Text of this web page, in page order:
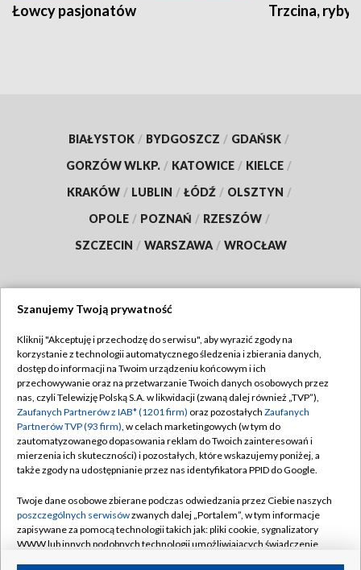
Łowcy pasjonatów Trzcina, ryby
BIAŁYSTOK / BYDGOSZCZ / GDAŃSK /
GORZÓW WLKP. / KATOWICE / KIELCE /
KRAKÓW / LUBLIN / ŁÓDŹ / OLSZTYN /
OPOLE / POZNAŃ / RZESZÓW /
SZCZECIN / WARSZAWA / WROCŁAW
TVP
Abonament TVP
Emisja w TVP
Centrum informacji TVP
Naziemna Telewizja Cyfrowa
Rada Programowa
System NOS
Informacje o nadawcy
Regulamin TVP
Polityka prywatności
Moje zgody
Pomoc
Kontakt
Szanujemy Twoją prywatność
Kliknij "Akceptuję i przechodzę do serwisu", aby wyrazić zgody na
korzystanie z technologii automatycznego śledzenia i zbierania danych,
dostęp do informacji na Twoim urządzeniu końcowym i ich
przechowywanie oraz na przetwarzanie Twoich danych osobowych przez
nas, czyli Telewizję Polską S.A. w likwidacji (zwaną dalej również „TVP”),
Zaufanych Partnerów z IAB* (1201 firm) oraz pozostałych Zaufanych
Partnerów TVP (93 firm), w celach marketingowych (w tym do
zautomatyzowanego dopasowania reklam do Twoich zainteresowań i
mierzenia ich skuteczności) i pozostałych, które wskazujemy poniżej, a
także zgody na udostępnianie przez nas identyfikatora PPID do Google.
Twoje dane osobowe zbierane podczas odwiedzania przez Ciebie naszych
poszczególnych serwisówzwanych dalej „Portalem”, w tym informacje
zapisywane za pomocą technologii takich jak: pliki cookie, sygnalizatory
WWW lub innych podobnych technologii umożliwiających świadczenie